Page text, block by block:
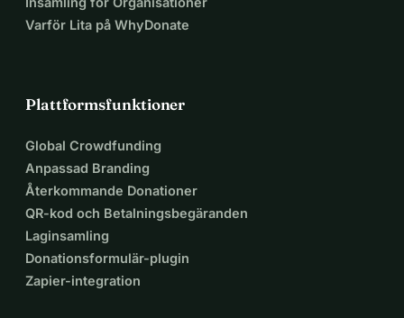
Varför Lita på WhyDonate
Plattformsfunktioner
Global Crowdfunding
Anpassad Branding
Återkommande Donationer
QR-kod och Betalningsbegäranden
Laginsamling
Donationsformulär-plugin
Zapier-integration